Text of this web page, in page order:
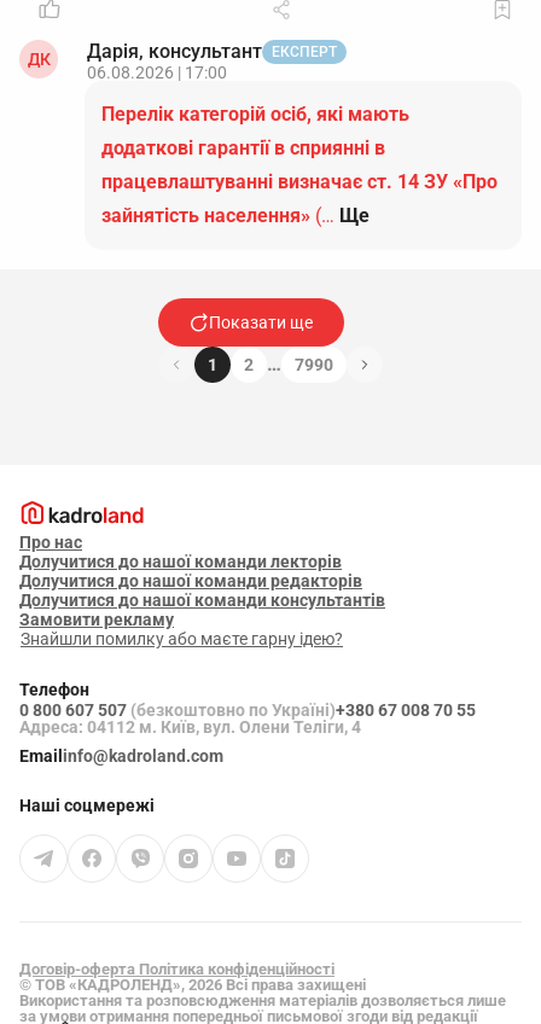
ДК Дарія, консультант ЕКСПЕРТ
06.08.2026 | 17:00
Перелік категорій осіб, які мають
додаткові гарантії в сприянні в
працевлаштуванні визначає ст. 14 ЗУ «Про
зайнятість населення» (… Ще
Показати ще
1 2 … 7990
Про нас
Долучитися до нашої команди лекторів
Долучитися до нашої команди редакторів
Долучитися до нашої команди консультантів
Замовити рекламу
Знайшли помилку або маєте гарну ідею?
Телефон
0 800 607 507 (безкоштовно по Україні)+380 67 008 70 55
Адреса: 04112 м. Київ, вул. Олени Теліги, 4
Email info@kadroland.com
Наші соцмережі
Договір-оферта Політика конфіденційності
© ТОВ «КАДРОЛЕНД», 2026 Всі права захищені
Використання та розповсюдження матеріалів дозволяється лише
за умови отримання попередньої письмової згоди від редакції